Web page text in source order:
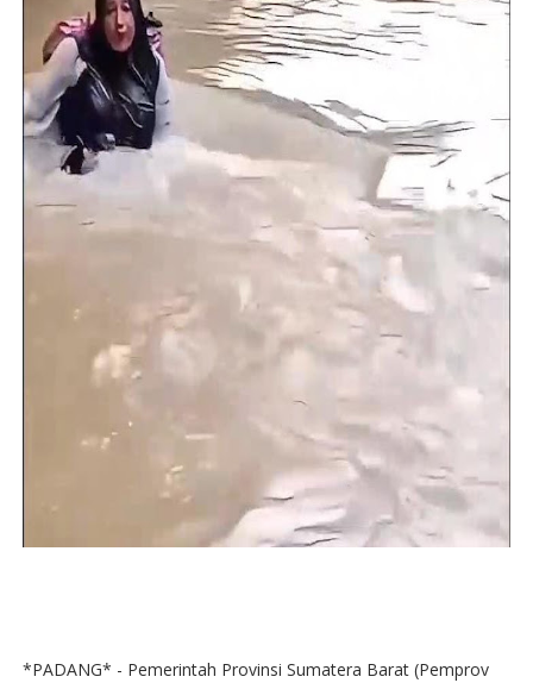
*PADANG* - Pemerintah Provinsi Sumatera Barat (Pemprov